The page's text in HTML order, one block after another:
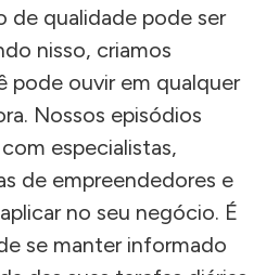
de qualidade pode ser
nisso, criamos
pode ouvir em qualquer
Nossos episódios
especialistas,
de empreendedores e
no seu negócio. É
se manter informado